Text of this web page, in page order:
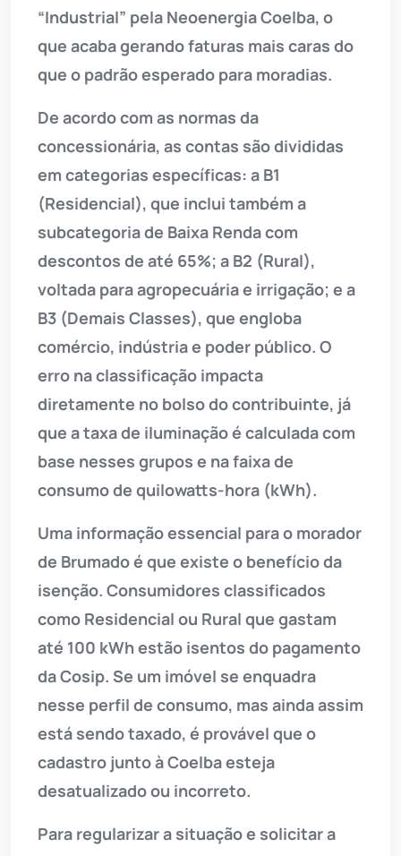
“Industrial” pela Neoenergia Coelba, o
que acaba gerando faturas mais caras do
que o padrão esperado para moradias.
De acordo com as normas da
concessionária, as contas são divididas
em categorias específicas: a B1
(Residencial), que inclui também a
subcategoria de Baixa Renda com
descontos de até 65%; a B2 (Rural),
voltada para agropecuária e irrigação; e a
B3 (Demais Classes), que engloba
comércio, indústria e poder público. O
erro na classificação impacta
diretamente no bolso do contribuinte, já
que a taxa de iluminação é calculada com
base nesses grupos e na faixa de
consumo de quilowatts-hora (kWh).
Uma informação essencial para o morador
de Brumado é que existe o benefício da
isenção. Consumidores classificados
como Residencial ou Rural que gastam
até 100 kWh estão isentos do pagamento
da Cosip. Se um imóvel se enquadra
nesse perfil de consumo, mas ainda assim
está sendo taxado, é provável que o
cadastro junto à Coelba esteja
desatualizado ou incorreto.
Para regularizar a situação e solicitar a